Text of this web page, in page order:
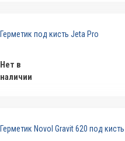
Герметик под кисть Jeta Pro
Нет в
наличии
Герметик Novol Gravit 620 под кисть